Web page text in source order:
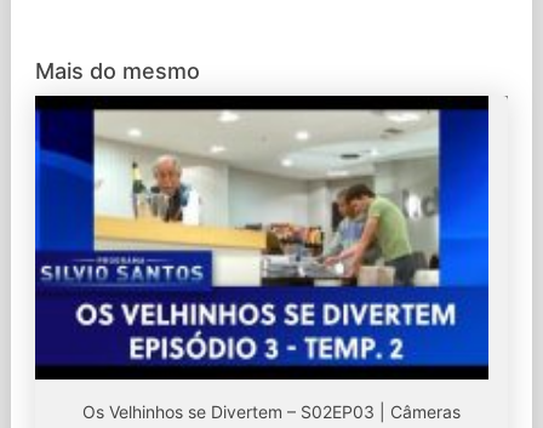
Mais do mesmo
Os Velhinhos se Divertem – S02EP03 | Câmeras